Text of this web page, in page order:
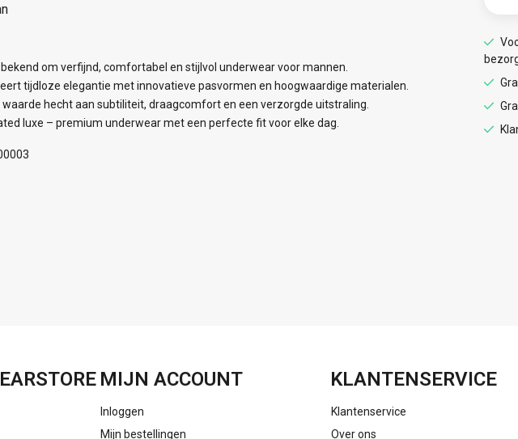
bekend om verfijnd, comfortabel en stijlvol underwear voor mannen.
tijdloze elegantie met innovatieve pasvormen en hoogwaardige materialen.
hecht aan subtiliteit, draagcomfort en een verzorgde uitstraling.
luxe – premium underwear met een perfecte fit voor elke dag.
MIJN ACCOUNT
Inloggen
Mijn bestellingen
KLANTENSERVICE
Klantenservice
Over ons